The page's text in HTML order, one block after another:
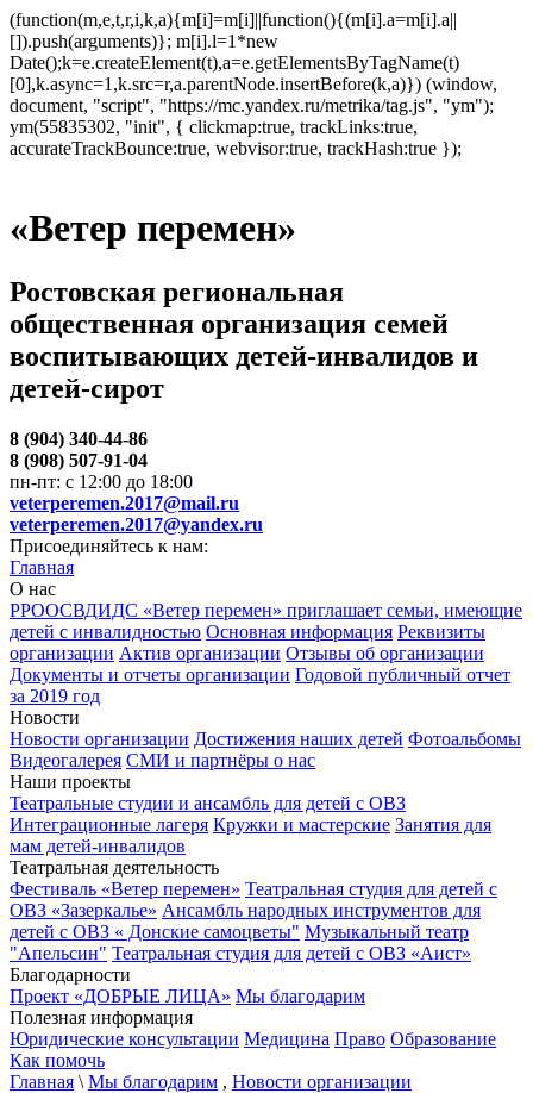
(function(m,e,t,r,i,k,a){m[i]=m[i]||function(){(m[i].a=m[i].a||
[]).push(arguments)}; m[i].l=1*new
Date();k=e.createElement(t),a=e.getElementsByTagName(t)
[0],k.async=1,k.src=r,a.parentNode.insertBefore(k,a)}) (window,
document, "script", "https://mc.yandex.ru/metrika/tag.js", "ym");
ym(55835302, "init", { clickmap:true, trackLinks:true,
accurateTrackBounce:true, webvisor:true, trackHash:true });
«Ветер перемен»
Ростовская региональная
общественная организация семей
воспитывающих детей-инвалидов и
детей-сирот
8 (904) 340-44-86
8 (908) 507-91-04
пн-пт: с 12:00 до 18:00
veterperemen.2017@mail.ru
veterperemen.2017@yandex.ru
Присоединяйтесь к нам:
Главная
О нас
РРООСВДИДС «Ветер перемен» приглашает семьи, имеющие
детей с инвалидностью Основная информация Реквизиты
организации Актив организации Отзывы об организации
Документы и отчеты организации Годовой публичный отчет
за 2019 год
Новости
Новости организации Достижения наших детей Фотоальбомы
Видеогалерея СМИ и партнёры о нас
Наши проекты
Театральные студии и ансамбль для детей с ОВЗ
Интеграционные лагеря Кружки и мастерские Занятия для
мам детей-инвалидов
Театральная деятельность
Фестиваль «Ветер перемен» Театральная студия для детей с
ОВЗ «Зазеркалье» Ансамбль народных инструментов для
детей с ОВЗ « Донские самоцветы" Музыкальный театр
"Апельсин" Театральная студия для детей с ОВЗ «Аист»
Благодарности
Проект «ДОБРЫЕ ЛИЦА» Мы благодарим
Полезная информация
Юридические консультации Медицина Право Образование
Как помочь
Главная \ Мы благодарим , Новости организации